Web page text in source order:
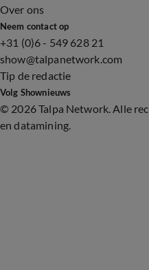
Over ons
Neem contact op
+31 (0)6 - 549 628 21
show@talpanetwork.com
Tip de redactie
Volg Shownieuws
© 2026 Talpa Network. Alle
en datamining.